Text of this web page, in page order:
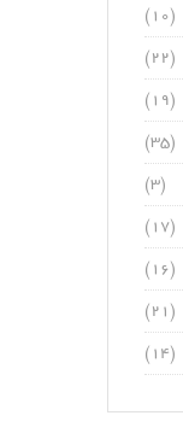
(۱۰)
(۲۲)
(۱۹)
(۳۵)
(۳)
(۱۷)
(۱۶)
(۲۱)
(۱۴)